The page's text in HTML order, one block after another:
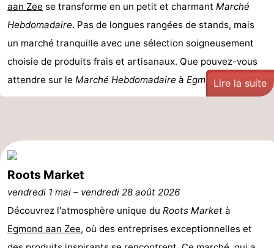
vue
Terrains
jeux
-
de
golf
&
Nature
-
Piscines
-
Faire
du
-
Randonnée
-
aan Zee se transforme en un petit et charmant Marché
Hebdomadaire. Pas de longues rangées de stands, mais
un marché tranquille avec une sélection soigneusement
choisie de produits frais et artisanaux. Que pouvez-vous
attendre sur le Marché Hebdomadaire à Egmond ...Lire la suite
Roots Market
vendredi 1 mai – vendredi 28 août 2026
Découvrez l'atmosphère unique du Roots Market à
Egmond aan Zee, où des entreprises exceptionnelles et